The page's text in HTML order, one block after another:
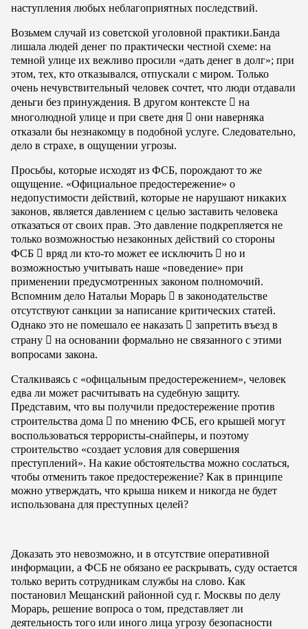
наступления любых неблагоприятных последствий.
Возьмем случай из советской уголовной практики.Банда
лишала людей денег по практически честной схеме: на
темной улице их вежливо просили «дать денег в долг»; при
этом, тех, кто отказывался, отпускали с миром. Только
очень нечувствительный человек сочтет, что люди отдавали
деньги без принуждения. В другом контексте  на
многолюдной улице и при свете дня  они наверняка
отказали бы незнакомцу в подобной услуге. Следовательно,
дело в страхе, в ощущении угрозы.
Просьбы, которые исходят из ФСБ, порождают то же
ощущение. «Официальное предостережение» о
недопустимости действий, которые не нарушают никаких
законов, является давлением с целью заставить человека
отказаться от своих прав. Это давление подкрепляется не
только возможностью незаконных действий со стороны
ФСБ  вряд ли кто-то может ее исключить  но и
возможностью учитывать наше «поведение» при
применении предусмотренных законом полномочий.
Вспомним дело Натальи Морарь  в законодательстве
отсутствуют санкции за написание критических статей.
Однако это не помешало ее наказать  запретить въезд в
страну  на основании формально не связанного с этими
вопросами закона.
Сталкиваясь с «офицальным предостережением», человек
едва ли может расчитывать на судебную защиту.
Представим, что вы получили предостережение против
строительства дома  по мнению ФСБ, его крышей могут
воспользоваться террористы-снайперы, и поэтому
строительство «создает условия для совершения
преступлений». На какие обстоятельства можно сослаться,
чтобы отменить такое предостережение? Как в принципе
можно утверждать, что крыша никем и никогда не будет
использована для преступных целей?
Доказать это невозможно, и в отсутствие оперативной
информации, а ФСБ не обязано ее раскрывать, суду остается
только верить сотрудникам службы на слово. Как
постановил Мещанский районной суд г. Москвы по делу
Морарь, решение вопроса о том, представляет ли
деятельность того или иного лица угрозу безопасности